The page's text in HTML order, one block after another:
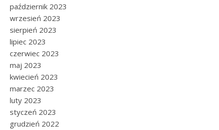
październik 2023
wrzesień 2023
sierpień 2023
lipiec 2023
czerwiec 2023
maj 2023
kwiecień 2023
marzec 2023
luty 2023
styczeń 2023
grudzień 2022